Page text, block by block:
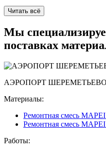
Читать всё
Мы
поставках
АЭРОПОРТ
Материалы:
Ремонтная смесь
Ремонтная смесь
Работы: